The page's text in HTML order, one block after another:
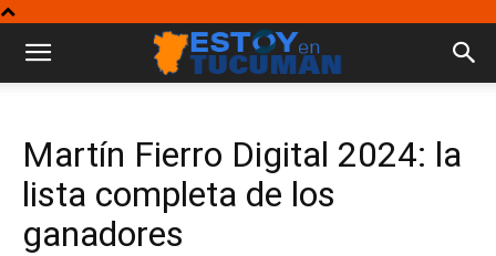
Martín Fierro Digital 2024: la
lista completa de los
ganadores